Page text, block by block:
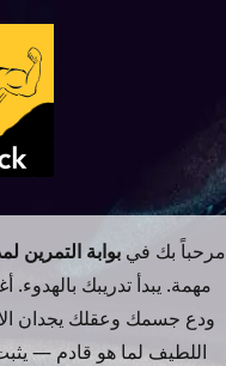
مرحباً بك في بوابة التمرين لمدة 6
مهمة. يبدأ تدريبك
ودع جسمك وعقلك يجدان
اللطيف لما هو قادم —